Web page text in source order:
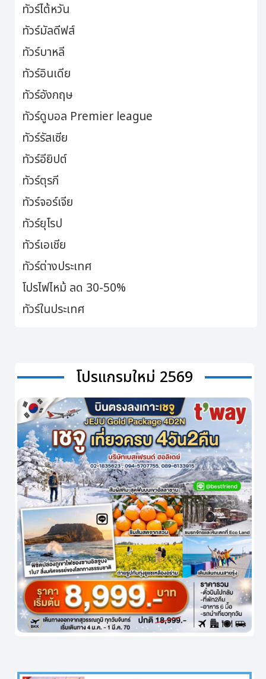
ทัวร์ไต้หวัน
ทัวร์มัลดีฟส์
ทัวร์บาหลี
ทัวร์อินเดีย
ทัวร์อังกฤษ
ทัวร์ดูบอล Premier league
ทัวร์รัสเซีย
ทัวร์อียิปต์
ทัวร์ตุรกี
ทัวร์จอร์เจีย
ทัวร์ยุโรป
ทัวร์เอเชีย
ทัวร์ต่างประเทศ
โปรไฟไหม้ ลด 30-50%
ทัวร์ในประเทศ
โปรแกรมใหม่ 2569